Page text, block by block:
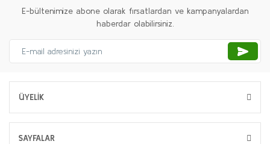
E-bültenimize abone olarak fırsatlardan ve kampanyalardan
haberdar olabilirsiniz.
ÜYELİK
SAYFALAR